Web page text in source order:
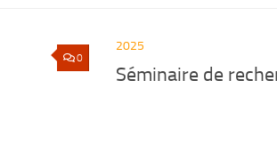
0
2025
Séminaire de